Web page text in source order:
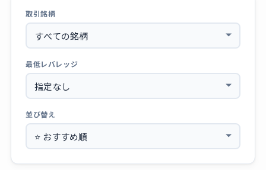
取引銘柄
最低レバレッジ
並び替え